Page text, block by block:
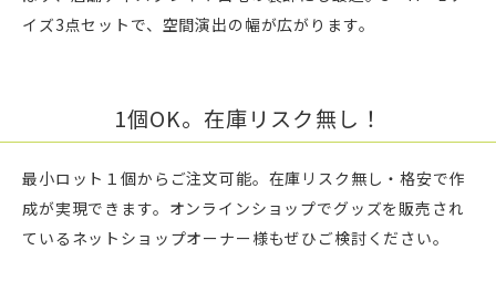
イズ3点セットで、空間演出の幅が広がります。
1個OK。在庫リスク無し！
最小ロット１個からご注文可能。在庫リスク無し・格安で作
成が実現できます。オンラインショップでグッズを販売され
ているネットショップオーナー様もぜひご検討ください。